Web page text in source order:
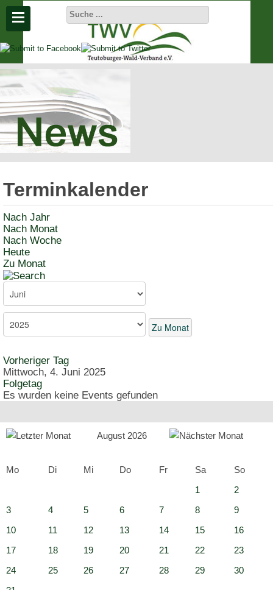
Aktuelles
Terminkalender
Nach Jahr
Nach Monat
Nach Woche
Heute
Zu Monat
Zu Monat
Vorheriger Tag
Mittwoch, 4. Juni 2025
Folgetag
Es wurden keine Events gefunden
August 2026
Mo Di Mi Do Fr Sa
So
1
2
3
4 5 6 7 8
9
10
11 12 13 14 15
16
17
18 19 20 21 22
23
24
25 26 27 28 29
30